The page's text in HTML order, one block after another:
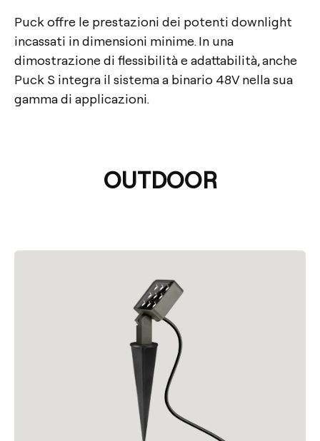
Puck offre le prestazioni dei potenti downlight
incassati in dimensioni minime. In una
dimostrazione di flessibilità e adattabilità, anche
Puck S integra il sistema a binario 48V nella sua
gamma di applicazioni.
OUTDOOR